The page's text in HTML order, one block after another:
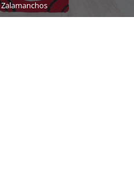
Zalamanchos
12. September 2013